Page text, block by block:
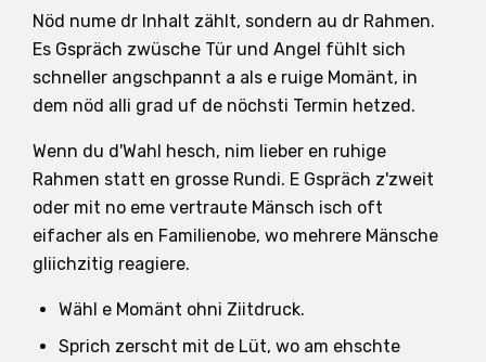
Nöd nume dr Inhalt zählt, sondern au dr Rahmen.
Es Gspräch zwüsche Tür und Angel fühlt sich
schneller angschpannt a als e ruige Momänt, in
dem nöd alli grad uf de nöchsti Termin hetzed.
Wenn du d'Wahl hesch, nim lieber en ruhige
Rahmen statt en grosse Rundi. E Gspräch z'zweit
oder mit no eme vertraute Mänsch isch oft
eifacher als en Familienobe, wo mehrere Mänsche
gliichzitig reagiere.
Wähl e Momänt ohni Ziitdruck.
Sprich zerscht mit de Lüt, wo am ehschte